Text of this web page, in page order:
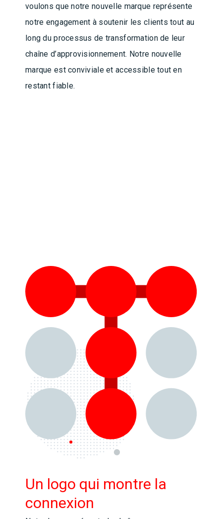
voulons que notre nouvelle marque représente
notre engagement à soutenir les clients tout au
long du processus de transformation de leur
chaîne d’approvisionnement. Notre nouvelle
marque est conviviale et accessible tout en
restant fiable.
Un logo qui montre la
connexion